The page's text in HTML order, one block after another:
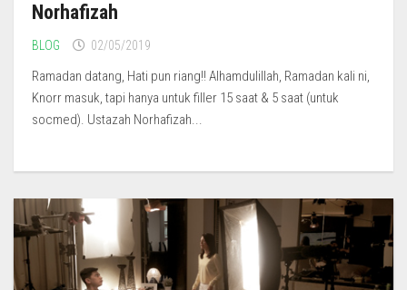
Norhafizah
BLOG 02/05/2019
Ramadan datang, Hati pun riang!! Alhamdulillah, Ramadan kali ni,
Knorr masuk, tapi hanya untuk filler 15 saat & 5 saat (untuk
socmed). Ustazah Norhafizah...